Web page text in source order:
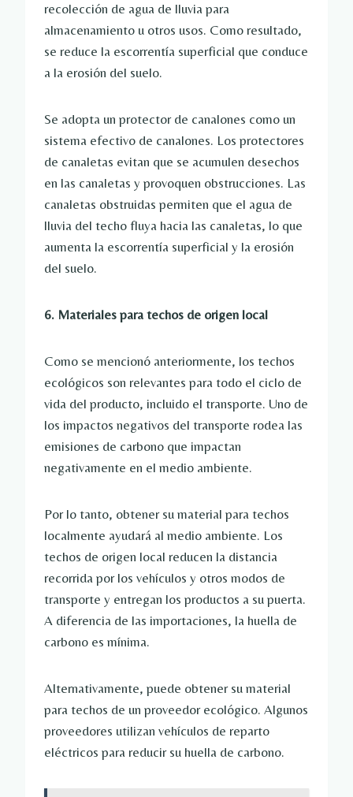
recolección de agua de lluvia para
almacenamiento u otros usos. Como resultado,
se reduce la escorrentía superficial que conduce
a la erosión del suelo.
Se adopta un protector de canalones como un
sistema efectivo de canalones. Los protectores
de canaletas evitan que se acumulen desechos
en las canaletas y provoquen obstrucciones. Las
canaletas obstruidas permiten que el agua de
lluvia del techo fluya hacia las canaletas, lo que
aumenta la escorrentía superficial y la erosión
del suelo.
6. Materiales para techos de origen local
Como se mencionó anteriormente, los techos
ecológicos son relevantes para todo el ciclo de
vida del producto, incluido el transporte. Uno de
los impactos negativos del transporte rodea las
emisiones de carbono que impactan
negativamente en el medio ambiente.
Por lo tanto, obtener su material para techos
localmente ayudará al medio ambiente. Los
techos de origen local reducen la distancia
recorrida por los vehículos y otros modos de
transporte y entregan los productos a su puerta.
A diferencia de las importaciones, la huella de
carbono es mínima.
Alternativamente, puede obtener su material
para techos de un proveedor ecológico. Algunos
proveedores utilizan vehículos de reparto
eléctricos para reducir su huella de carbono.